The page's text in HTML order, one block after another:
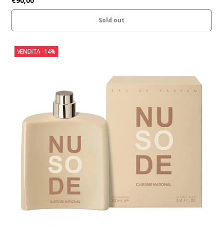
Sold out
VENDITA -14%